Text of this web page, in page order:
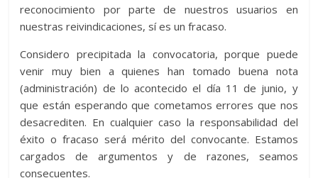
reconocimiento por parte de nuestros usuarios en
nuestras reivindicaciones, sí es un fracaso.
Considero precipitada la convocatoria, porque puede
venir muy bien a quienes han tomado buena nota
(administración) de lo acontecido el día 11 de junio, y
que están esperando que cometamos errores que nos
desacrediten. En cualquier caso la responsabilidad del
éxito o fracaso será mérito del convocante. Estamos
cargados de argumentos y de razones, seamos
consecuentes.